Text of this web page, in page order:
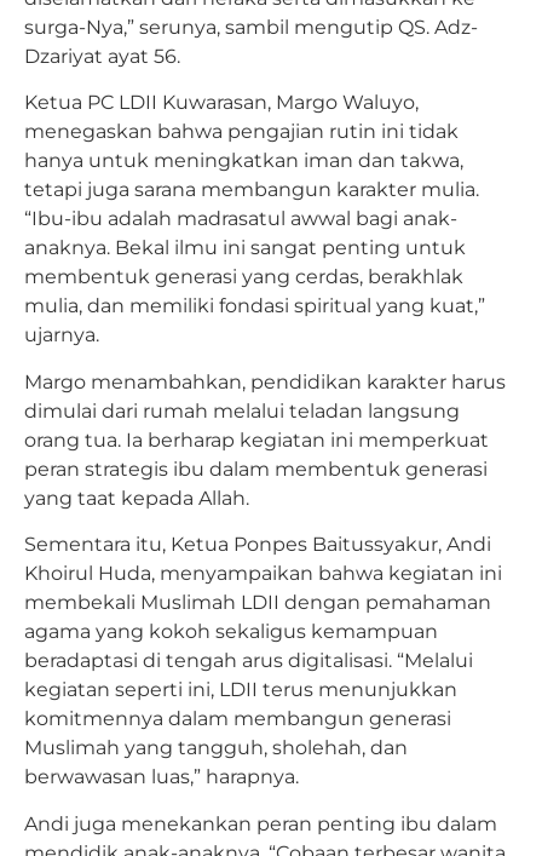
surga-Nya,” serunya, sambil mengutip QS. Adz-
Dzariyat ayat 56.
Ketua PC LDII Kuwarasan, Margo Waluyo,
menegaskan bahwa pengajian rutin ini tidak
hanya untuk meningkatkan iman dan takwa,
tetapi juga sarana membangun karakter mulia.
“Ibu-ibu adalah madrasatul awwal bagi anak-
anaknya. Bekal ilmu ini sangat penting untuk
membentuk generasi yang cerdas, berakhlak
mulia, dan memiliki fondasi spiritual yang kuat,”
ujarnya.
Margo menambahkan, pendidikan karakter harus
dimulai dari rumah melalui teladan langsung
orang tua. Ia berharap kegiatan ini memperkuat
peran strategis ibu dalam membentuk generasi
yang taat kepada Allah.
Sementara itu, Ketua Ponpes Baitussyakur, Andi
Khoirul Huda, menyampaikan bahwa kegiatan ini
membekali Muslimah LDII dengan pemahaman
agama yang kokoh sekaligus kemampuan
beradaptasi di tengah arus digitalisasi. “Melalui
kegiatan seperti ini, LDII terus menunjukkan
komitmennya dalam membangun generasi
Muslimah yang tangguh, sholehah, dan
berwawasan luas,” harapnya.
Andi juga menekankan peran penting ibu dalam